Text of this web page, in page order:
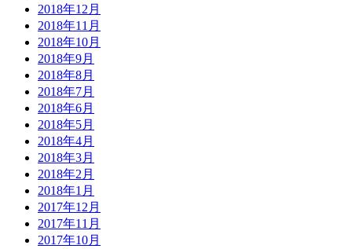
2018年12月
2018年11月
2018年10月
2018年9月
2018年8月
2018年7月
2018年6月
2018年5月
2018年4月
2018年3月
2018年2月
2018年1月
2017年12月
2017年11月
2017年10月